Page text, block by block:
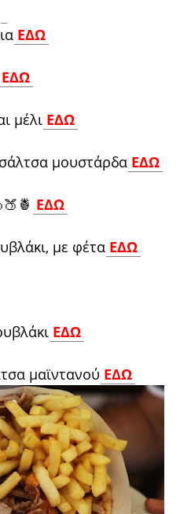
ΕΔΩ
ΕΔΩ
μέλι ΕΔΩ
μουστάρδα ΕΔΩ
ΕΔΩ
με φέτα ΕΔΩ
ΕΔΩ
μαϊντανού ΕΔΩ